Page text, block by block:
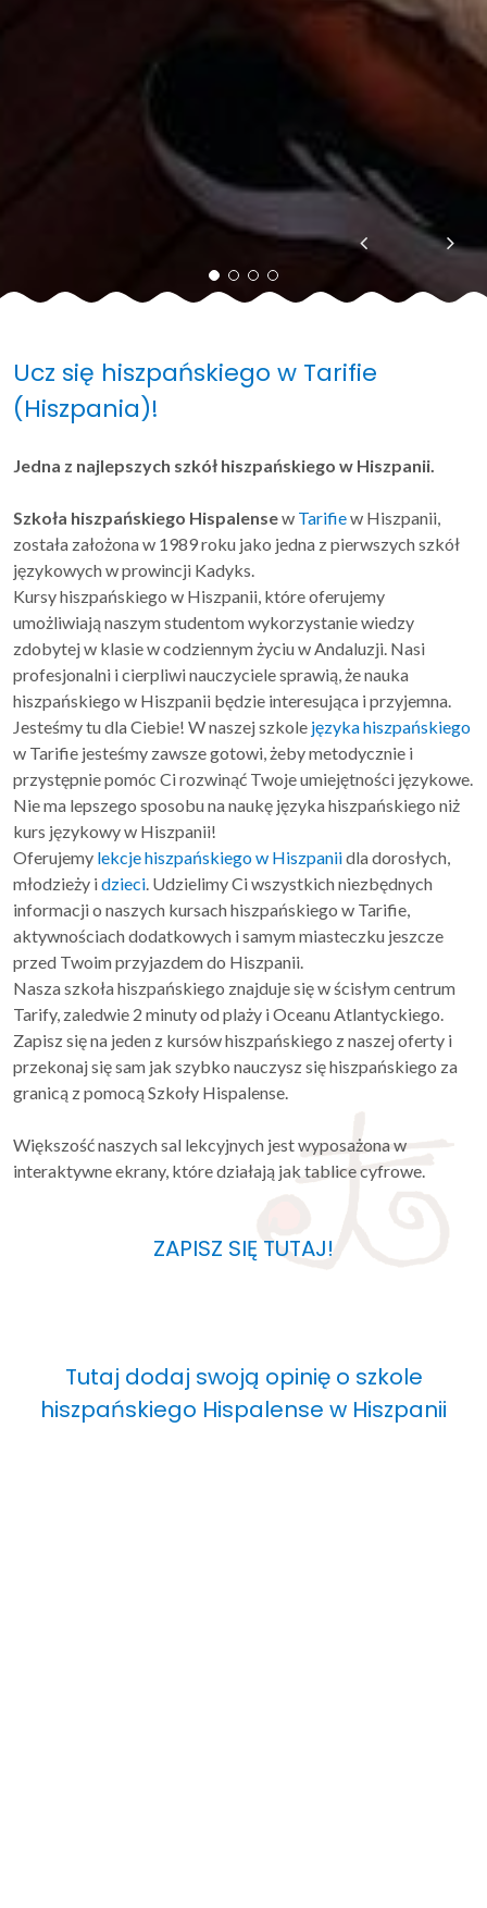
Ucz się hiszpańskiego w Tarifie
(Hiszpania)!
Jedna z najlepszych szkół hiszpańskiego w Hiszpanii.
Szkoła hiszpańskiego Hispalensew Tarifiew Hiszpanii,
została założona w 1989 roku jako jedna z pierwszych szkół
językowych w prowincji Kadyks.
Kursy hiszpańskiego w Hiszpanii, które oferujemy
umożliwiają naszym studentom wykorzystanie wiedzy
zdobytej w klasie w codziennym życiu w Andaluzji. Nasi
profesjonalni i cierpliwi nauczyciele sprawią, że nauka
hiszpańskiego w Hiszpanii będzie interesująca i przyjemna.
Jesteśmy tu dla Ciebie! W naszej szkole języka hiszpańskiego
w Tarifie jesteśmy zawsze gotowi, żeby metodycznie i
przystępnie pomóc Ci rozwinąć Twoje umiejętności językowe.
Nie ma lepszego sposobu na naukę języka hiszpańskiego niż
kurs językowy w Hiszpanii!
Oferujemy lekcje hiszpańskiego w Hiszpaniidla dorosłych,
młodzieży idzieci . Udzielimy Ci wszystkich niezbędnych
informacji o naszych kursach hiszpańskiego w Tarifie,
aktywnościach dodatkowych i samym miasteczku jeszcze
przed Twoim przyjazdem do Hiszpanii.
Nasza szkoła hiszpańskiego znajduje się w ścisłym centrum
Tarify, zaledwie 2 minuty od plaży i Oceanu Atlantyckiego.
Zapisz się na jeden z kursów hiszpańskiego z naszej oferty i
przekonaj się sam jak szybko nauczysz się hiszpańskiego za
granicą z pomocą Szkoły Hispalense.
Większość naszych sal lekcyjnych jest wyposażona w
interaktywne ekrany, które działają jak tablice cyfrowe.
ZAPISZ SIĘ TUTAJ!
Tutaj dodaj swoją opinię o szkole
hiszpańskiego Hispalense w Hiszpanii